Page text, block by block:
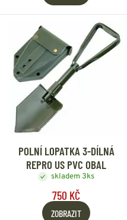
POLNÍ LOPATKA 3-DÍLNÁ
REPRO US PVC OBAL
skladem 3ks
750 KČ
ZOBRAZIT